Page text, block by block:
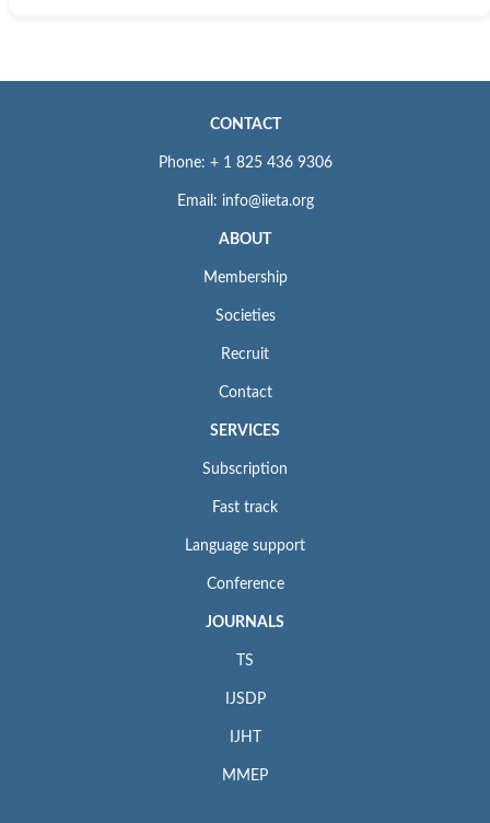
CONTACT
Phone: + 1 825 436 9306
Email: info@iieta.org
ABOUT
Membership
Societies
Recruit
Contact
SERVICES
Subscription
Fast track
Language support
Conference
JOURNALS
TS
IJSDP
IJHT
MMEP